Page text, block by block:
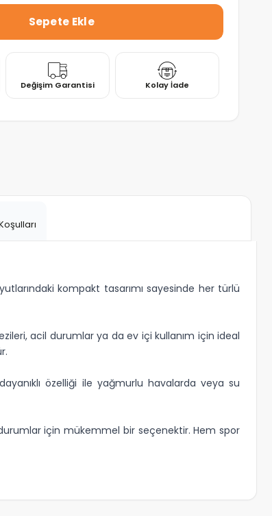
Değişim Garantisi Kolay İade
kompakt tasarımı sayesinde her türlü
acil durumlar ya da ev içi kullanım için ideal
özelliği ile yağmurlu havalarda veya su
durumlar için mükemmel bir seçenektir. Hem spor